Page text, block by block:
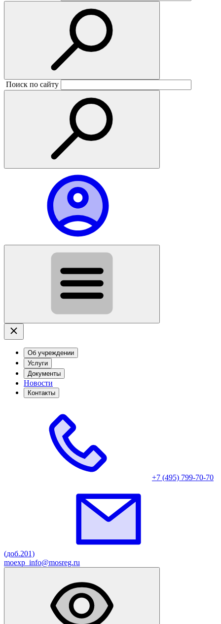
Поиск по сайту
Об учреждении
Услуги
Документы
Новости
Контакты
+7 (495) 799-70-70
(доб.201)
moexp_info@mosreg.ru